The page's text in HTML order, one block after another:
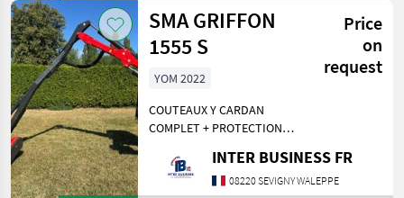
eignet s
equipment /
Sonstige
SMA GRIFFON
1555 S
Price
on
request
YOM 2022
COUTEAUX Y CARDAN
COMPLET + PROTECTION
HEURES Municipal
equipment Hedge mowers
INTER BUSINESS FR
08220 SEVIGNY WALEPPE